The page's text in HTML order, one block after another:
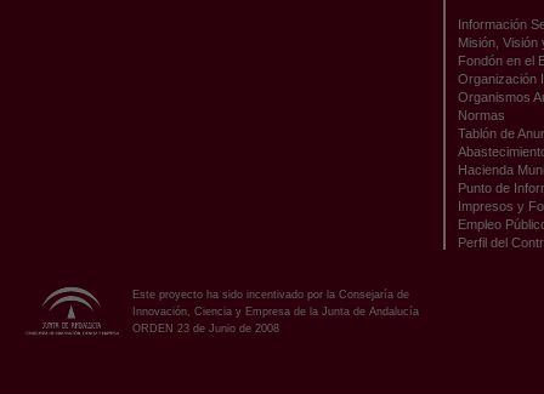
Información
Misión, Visión
Fondón en el
Organización
Organismos
Normas
Tablón de
Hacienda
Punto de
Impresos y
Empleo
Perfil del
Este proyecto ha sido incentivado por la Consejaría de
Innovación, Ciencia y Empresa de la Junta de Andalucía
ORDEN 23 de Junio de 2008